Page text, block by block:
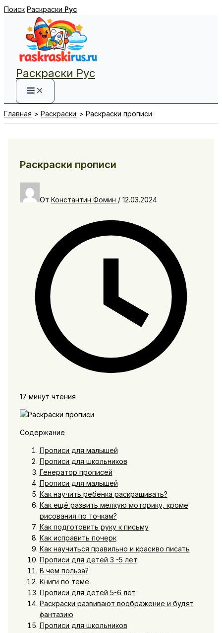
Перейти
содержимому
Поиск Раскраски Рус
Раскраски Рус
Главная Раскраски Раскраски прописи
Раскраски прописи
От Константин Фомин / 12.03.2024
17 минут чтения
Содержание
Прописи для малышей
Прописи для школьников
Генератор прописей
Прописи для малышей
Как научить ребенка раскрашивать?
Как ещё развить мелкую моторику, кроме
рисования по точкам?
Как подготовить руку к письму
Как исправить почерк
Как научиться правильно и красиво писать
Прописи для детей 3 -5 лет
В чем польза?
Книги по теме
Прописи для детей 5-6 лет
Раскраски развивают воображение и будят
фантазию
Прописи для школьников